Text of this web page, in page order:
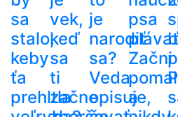
sa
stalo,
keby
ťa
prehltla
vek,
keď
sa
ti
začne
je
narodiť
sa?
Veda
opisuje,
psa
Začni
a